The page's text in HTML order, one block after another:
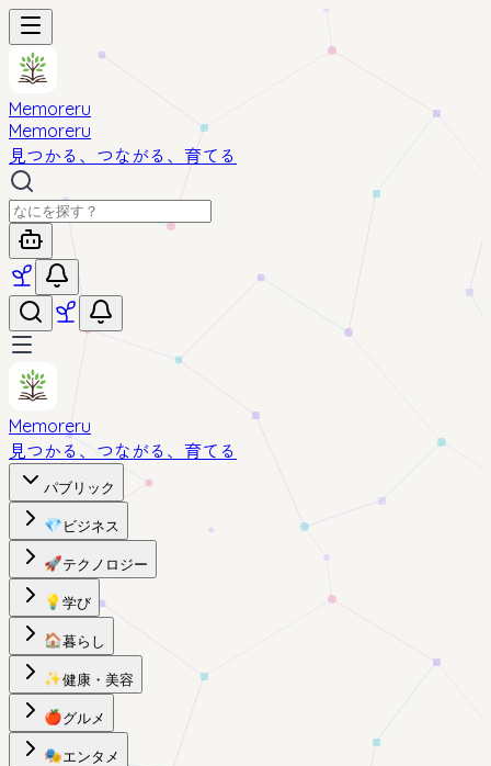
Memoreru
Memoreru
見つかる、つながる、育てる
Memoreru
見つかる、つながる、育てる
パブリック
💎 ビジネス
🚀テクノロジー
💡 学び
🏠暮らし
✨健康・美容
🍎グルメ
🎭エンタメ